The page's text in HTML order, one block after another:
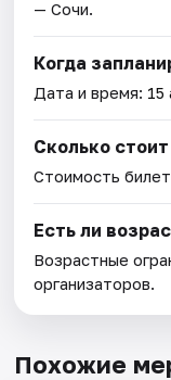
— Сочи.
Когда
Дата и время: 15
Сколько
Стоимость
Есть ли
Возрастные
организаторов.
Похожие